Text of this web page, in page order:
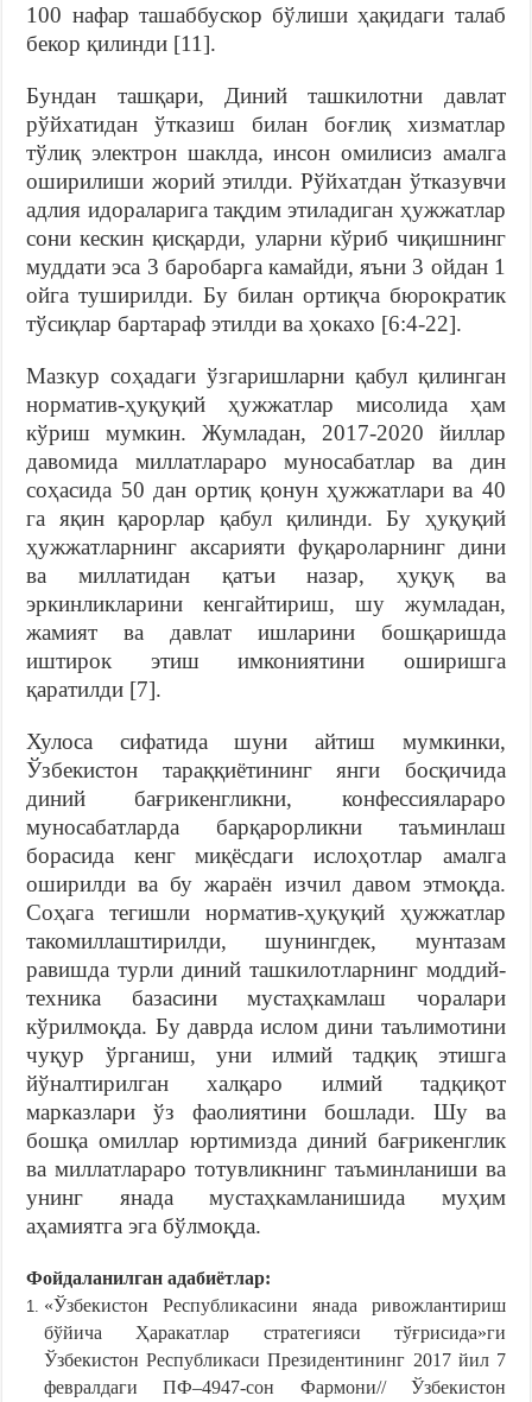
100 нафар ташаббускор бўлиши ҳақидаги талаб
бекор қилинди [11].
Бундан ташқари, Диний ташкилотни давлат
рўйхатидан ўтказиш билан боғлиқ хизматлар
тўлиқ электрон шаклда, инсон омилисиз амалга
оширилиши жорий этилди. Рўйхатдан ўтказувчи
адлия идораларига тақдим этиладиган ҳужжатлар
сони кескин қисқарди, уларни кўриб чиқишнинг
муддати эса 3 баробарга камайди, яъни 3 ойдан 1
ойга туширилди. Бу билан ортиқча бюрократик
тўсиқлар бартараф этилди ва ҳокахо [6:4-22].
Мазкур соҳадаги ўзгаришларни қабул қилинган
норматив-ҳуқуқий ҳужжатлар мисолида ҳам
кўриш мумкин. Жумладан, 2017-2020 йиллар
давомида миллатлараро муносабатлар ва дин
соҳасида 50 дан ортиқ қонун ҳужжатлари ва 40
га яқин қарорлар қабул қилинди. Бу ҳуқуқий
ҳужжатларнинг аксарияти фуқароларнинг дини
ва миллатидан қатъи назар, ҳуқуқ ва
эркинликларини кенгайтириш, шу жумладан,
жамият ва давлат ишларини бошқаришда
иштирок этиш имкониятини оширишга
қаратилди [7].
Хулоса сифатида шуни айтиш мумкинки,
Ўзбекистон тараққиётининг янги босқичида
диний бағрикенгликни, конфессиялараро
муносабатларда барқарорликни таъминлаш
борасида кенг миқёсдаги ислоҳотлар амалга
оширилди ва бу жараён изчил давом этмоқда.
Соҳага тегишли норматив-ҳуқуқий ҳужжатлар
такомиллаштирилди, шунингдек, мунтазам
равишда турли диний ташкилотларнинг моддий-
техника базасини мустаҳкамлаш чоралари
кўрилмоқда. Бу даврда ислом дини таълимотини
чуқур ўрганиш, уни илмий тадқиқ этишга
йўналтирилган халқаро илмий тадқиқот
марказлари ўз фаолиятини бошлади. Шу ва
бошқа омиллар юртимизда диний бағрикенглик
ва миллатлараро тотувликнинг таъминланиши ва
унинг янада мустаҳкамланишида муҳим
аҳамиятга эга бўлмоқда.
Фойдаланилган адабиётлар:
«Ўзбекистон Республикасини янада ривожлантириш
бўйича Ҳаракатлар стратегияси тўғрисида»ги
Ўзбекистон Республикаси Президентининг 2017 йил 7
февралдаги ПФ–4947-сон Фармони// Ўзбекистон